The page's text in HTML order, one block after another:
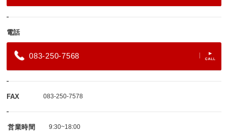
電話
083-250-7568
FAX 083-250-7578
営業時間 9:30~18:00